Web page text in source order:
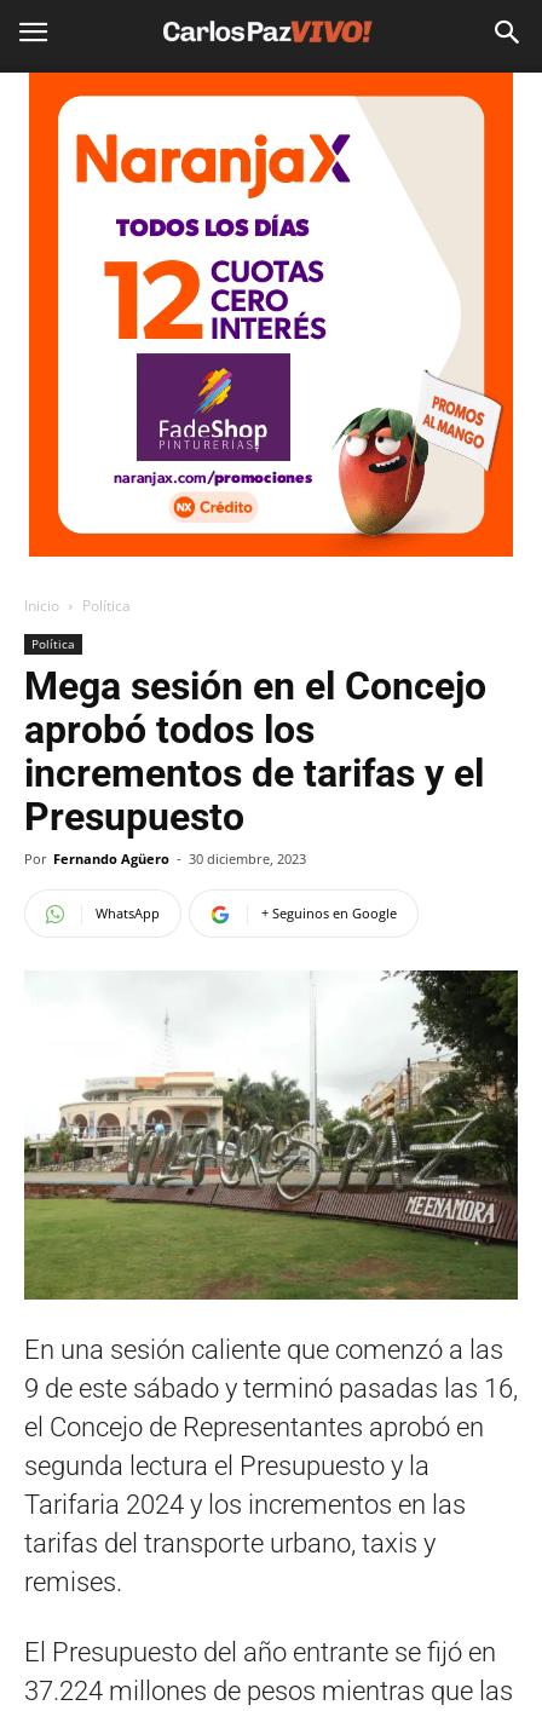
Inicio Política
Política
Mega sesión en el Concejo
aprobó todos los
incrementos de tarifas y el
Presupuesto
Por Fernando Agüero - 30 diciembre, 2023
WhatsApp + Seguinos en Google
En una sesión caliente que comenzó a las
9 de este sábado y terminó pasadas las 16,
el Concejo de Representantes aprobó en
segunda lectura el Presupuesto y la
Tarifaria 2024 y los incrementos en las
tarifas del transporte urbano, taxis y
remises.
El Presupuesto del año entrante se fijó en
37.224 millones de pesos mientras que las